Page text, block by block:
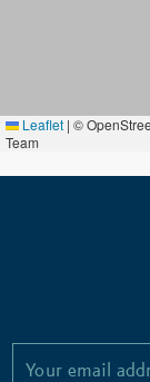
Leaflet | ©
Team